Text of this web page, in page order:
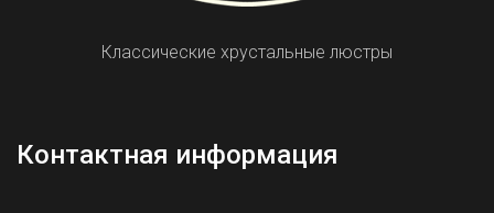
Классические хрустальные люстры
Контактная информация